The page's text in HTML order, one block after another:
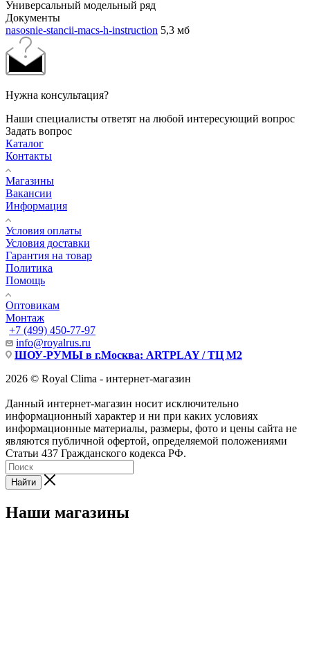
Универсальный модельный ряд
Документы
nasosnie-stancii-macs-h-instruction 5,3 мб
Нужна консультация?
Наши специалисты ответят на любой интересующий вопрос
Задать вопрос
Каталог
Контакты
Магазины
Вакансии
Информация
Условия оплаты
Условия доставки
Гарантия на товар
Политика
Помощь
Оптовикам
Монтаж
+7 (499) 450-77-97
info@royalrus.ru
ШОУ-РУМЫ в г.Москва: ARTPLAY / ТЦ М2
2026 © Royal Clima - интернет-магазин
Данный интернет-магазин носит исключительно
информационный характер и ни при каких условиях
информационные материалы, размеры, фото и цены сайта не
являются публичной офертой, определяемой положениями
Статьи 437 Гражданского кодекса РФ.
Найти
Наши магазины